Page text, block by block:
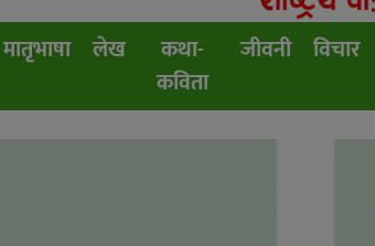
मातृभाषा लेख
कथा-
कविता
जीवनी विचार